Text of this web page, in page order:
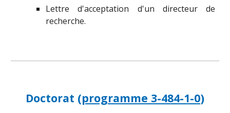
Lettre d'acceptation d'un directeur de
recherche.
Doctorat (programme 3-484-1-0)